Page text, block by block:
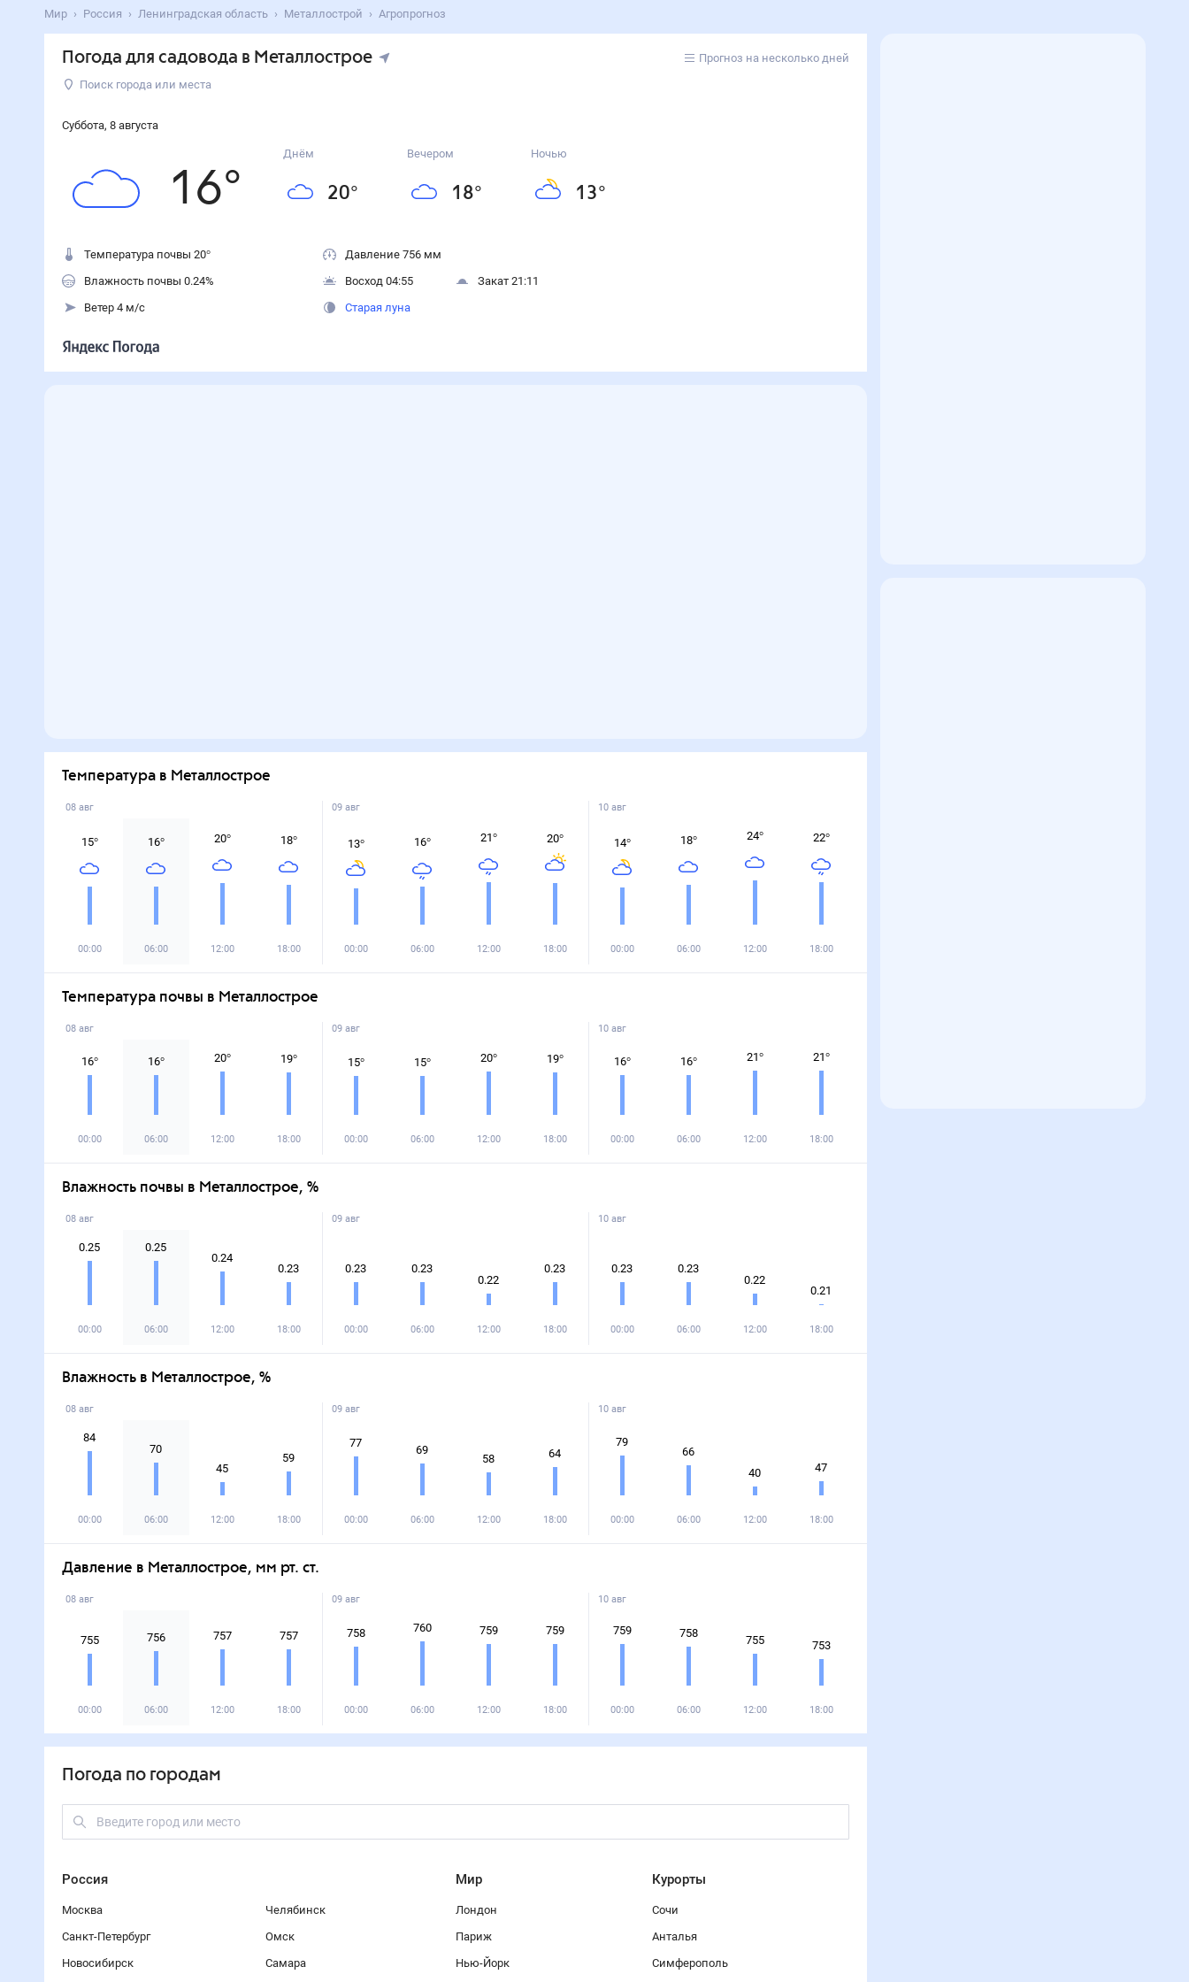
Мир Россия Ленинградская область Металлострой Агропрогноз
Погода для садовода в Металлострое
Прогноз на несколько дней
Поиск города или места
Суббота, 8 августа
16°
Днём
20°
Вечером
18°
Ночью
13°
Температура почвы 20°
Влажность почвы 0.24%
Ветер 4 м/с
Давление 756 мм
Восход 04:55
Закат 21:11
Старая луна
Температура в Металлострое
08 авг
15°
00:00
16°
06:00
20°
12:00
18°
18:00
09 авг
13°
00:00
16°
06:00
21°
12:00
20°
18:00
10 авг
14°
00:00
18°
06:00
24°
12:00
22°
18:00
Температура почвы в Металлострое
08 авг
16°
00:00
16°
06:00
20°
12:00
19°
18:00
09 авг
15°
00:00
15°
06:00
20°
12:00
19°
18:00
10 авг
16°
00:00
16°
06:00
21°
12:00
21°
18:00
Влажность почвы в Металлострое, %
08 авг
0.25
00:00
0.25
06:00
0.24
12:00
0.23
18:00
09 авг
0.23
00:00
0.23
06:00
0.22
12:00
0.23
18:00
10 авг
0.23
00:00
0.23
06:00
0.22
12:00
0.21
18:00
Влажность в Металлострое, %
08 авг
84
00:00
70
06:00
45
12:00
59
18:00
09 авг
77
00:00
69
06:00
58
12:00
64
18:00
10 авг
79
00:00
66
06:00
40
12:00
47
18:00
Давление в Металлострое, мм рт. ст.
08 авг
755
00:00
756
06:00
757
12:00
757
18:00
09 авг
758
00:00
760
06:00
759
12:00
759
18:00
10 авг
759
00:00
758
06:00
755
12:00
753
18:00
Погода по городам
Россия
Москва
Санкт-Петербург
Новосибирск
Челябинск
Омск
Самара
Мир
Лондон
Париж
Нью-Йорк
Курорты
Сочи
Анталья
Симферополь